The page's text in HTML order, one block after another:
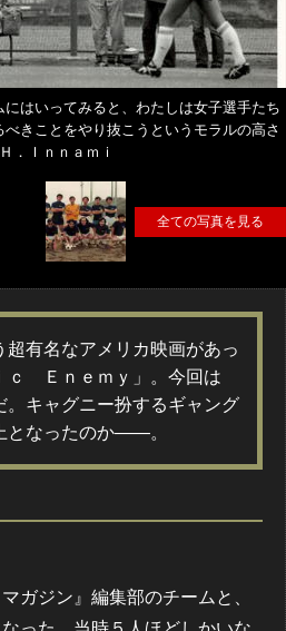
はいってみると、わたしは女子選手たち
きことをやり抜こうというモラルの高さ
．Ｉｎｎａｍｉ
全ての写真を見る
有名なアメリカ映画があっ
ｃ Ｅｎｅｍｙ」。今回は
。キャグニー扮するギャング
となったのか――。
ガジン』編集部のチームと、